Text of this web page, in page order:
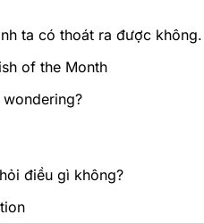
ta có thoát ra được không.
of the Month
điều gì không?